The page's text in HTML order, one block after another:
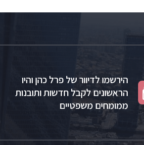
הירשמו לדיוור של פרל כהן והיו
הראשונים לקבל חדשות ותובנות
ממומחים משפטיים